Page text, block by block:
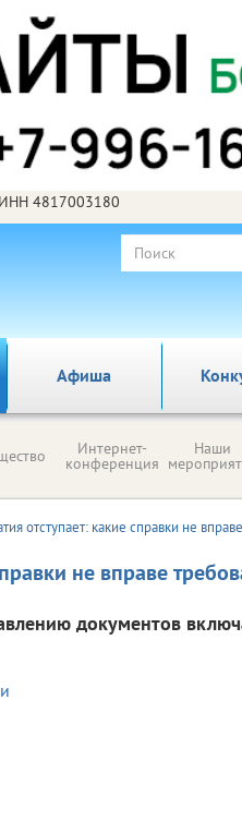
4817003180
Афиша
Интернет-
конференция
Наши
отступает: какие справки не
не вправе
документов